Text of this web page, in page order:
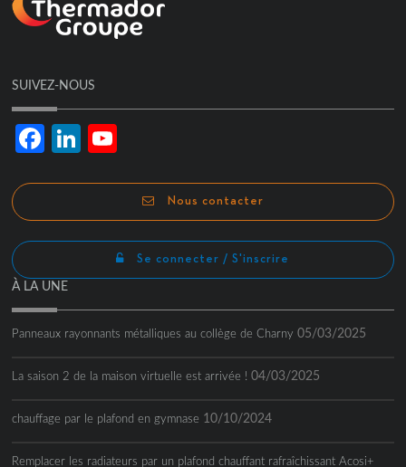
SUIVEZ-NOUS
FacebookLinkedIn
Nous contacter
Se connecter / S'inscrire
À LA UNE
Panneaux rayonnants métalliques au collège de Charny 05/03/2025
La saison 2 de la maison virtuelle est arrivée ! 04/03/2025
chauffage par le plafond en gymnase 10/10/2024
Remplacer les radiateurs par un plafond chauffant rafraîchissant Acosi+